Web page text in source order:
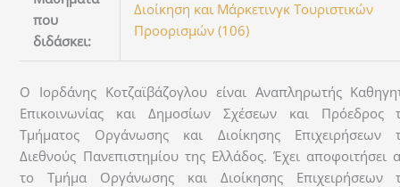
που
διδάσκει:
Διοίκηση και Μάρκετινγκ Τουριστικών
Προορισμών (106)
Ο Ιορδάνης Κοτζαϊβάζογλου είναι Αναπληρωτής
Επικοινωνίας και Δημοσίων Σχέσεων και Πρόεδρος
Τμήματος Οργάνωσης και Διοίκησης Επιχειρήσεων
Διεθνούς Πανεπιστημίου της Ελλάδος. Έχει αποφοιτήσει
το Τμήμα Οργάνωσης και Διοίκησης Επιχειρήσεων